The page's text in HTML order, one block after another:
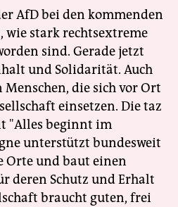
AfD bei den kommenden
wie stark rechtsextreme
sind. Gerade jetzt
und Solidarität. Auch
die sich vor Ort
einsetzen. Die taz
"Alles beginnt im
unterstützt bundesweit
Orte und baut einen
deren Schutz und Erhalt
braucht guten, frei